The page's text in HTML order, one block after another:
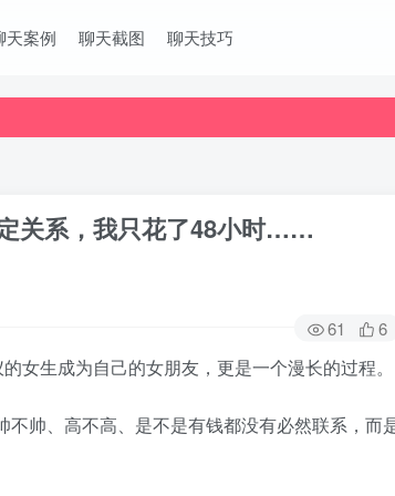
天案例 聊天截图 聊天技巧
关系，我只花了48小时……
61 6
女生成为自己的女朋友，更是一个漫长的过程。
帅、高不高、是不是有钱都没有必然联系，而